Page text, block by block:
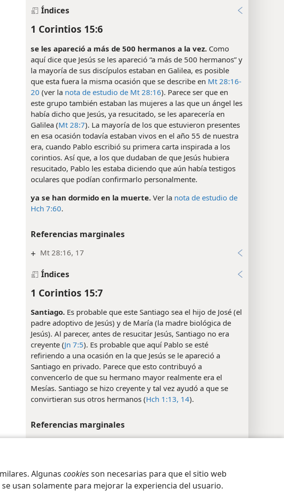
Algunas cookiesson necesarias para que el sitio web
usan solamente para mejorar la experiencia del usuario.
Índices
1 Corintios 15:6
se les apareció a más de 500 hermanos a la vez. Como
aquí dice que Jesús se les apareció “a más de 500 hermanos” y
la mayoría de sus discípulos estaban en Galilea, es posible
que esta fuera la misma ocasión que se describe en Mt 28:16-
20 (ver la nota de estudio de Mt 28:16). Parece ser que en
este grupo también estaban las mujeres a las que un ángel les
había dicho que Jesús, ya resucitado, se les aparecería en
Galilea (Mt 28:7). La mayoría de los que estuvieron presentes
en esa ocasión todavía estaban vivos en el año 55 de nuestra
era, cuando Pablo escribió su primera carta inspirada a los
corintios. Así que, a los que dudaban de que Jesús hubiera
resucitado, Pablo les estaba diciendo que aún había testigos
oculares que podían confirmarlo personalmente.
ya se han dormido en la muerte. Ver la nota de estudio de
Hch 7:60.
Referencias marginales
+ Mt 28:16, 17
Índices
1 Corintios 15:7
Santiago. Es probable que este Santiago sea el hijo de José (el
padre adoptivo de Jesús) y de María (la madre biológica de
Jesús). Al parecer, antes de resucitar Jesús, Santiago no era
creyente (Jn 7:5). Es probable que aquí Pablo se esté
refiriendo a una ocasión en la que Jesús se le apareció a
Santiago en privado. Parece que esto contribuyó a
convencerlo de que su hermano mayor realmente era el
Mesías. Santiago se hizo creyente y tal vez ayudó a que se
convirtieran sus otros hermanos (Hch 1:13, 14).
Referencias marginales
Índices